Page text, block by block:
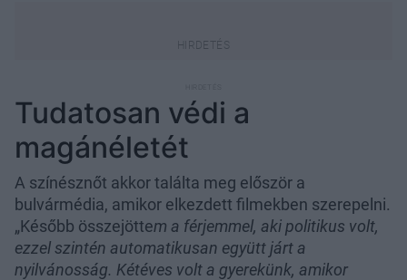
Tudatosan védi a
magánéletét
A színésznőt akkor találta meg először a
bulvármédia, amikor elkezdett filmekben szerepelni.
„Később összejöttem a férjemmel, aki politikus volt,
ezzel szintén automatikusan együtt járt a
nyilvánosság. Kétéves volt a gyerekünk, amikor